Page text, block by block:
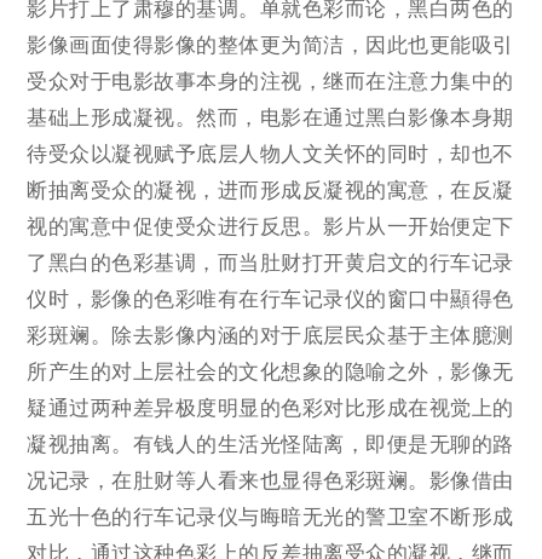
影片打上了肃穆的基调。单就色彩而论，黑白两色的
影像画面使得影像的整体更为简洁，因此也更能吸引
受众对于电影故事本身的注视，继而在注意力集中的
基础上形成凝视。然而，电影在通过黑白影像本身期
待受众以凝视赋予底层人物人文关怀的同时，却也不
断抽离受众的凝视，进而形成反凝视的寓意，在反凝
视的寓意中促使受众进行反思。影片从一开始便定下
了黑白的色彩基调，而当肚财打开黄启文的行车记录
仪时，影像的色彩唯有在行车记录仪的窗口中顯得色
彩斑斓。除去影像内涵的对于底层民众基于主体臆测
所产生的对上层社会的文化想象的隐喻之外，影像无
疑通过两种差异极度明显的色彩对比形成在视觉上的
凝视抽离。有钱人的生活光怪陆离，即便是无聊的路
况记录，在肚财等人看来也显得色彩斑斓。影像借由
五光十色的行车记录仪与晦暗无光的警卫室不断形成
对比，通过这种色彩上的反差抽离受众的凝视，继而